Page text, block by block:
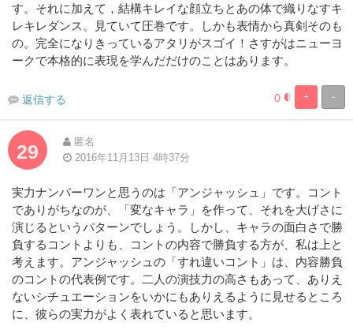
す。それに加えて，結構キレイな顔立ちとあの体で織りなすキ
レキレダンス。見ていて圧巻です。しかも表情から真剣そのも
の。完全になりきっているアタリがスゴイ！さすがはニューヨ
ークで本格的に表現を学んだだけのことはあります。
-
+
0
返信する
29
匿名
2016年11月13日 4時37分
実力ナンバーワンと思うのは「アンジャッシュ」です。コント
でありがちなのが、「変なキャラ」を作って、それを大げさに
演じるというパターンでしょう。しかし、キャラの面白さで勝
負するコントよりも、コントの内容で勝負する方が、私は上と
考えます。アンジャッシュの「すれ違いコント」は、内容勝負
のコントの代表例です。二人の演技力の高さもあって、ありえ
ないシチュエーションをいかにもありえるように見せるところ
に、彼らの実力がよく表れていると思います。